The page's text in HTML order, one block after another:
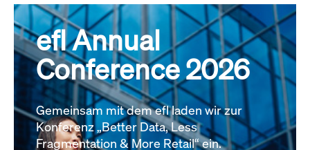
efl Annual
Conference 2026
Gemeinsam mit dem efl laden wir zur
Konferenz „Better Data, Less
Fragmentation & More Retail“ ein.